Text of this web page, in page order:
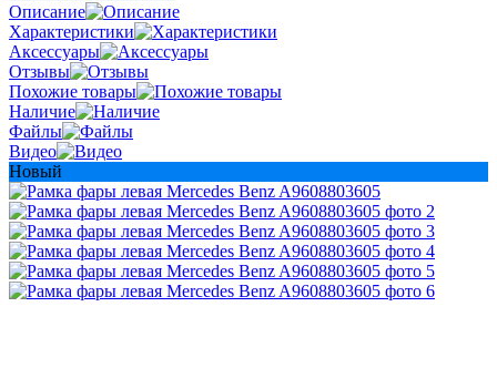
Описание
Характеристики
Аксессуары
Отзывы
Похожие товары
Наличие
Файлы
Видео
Новый